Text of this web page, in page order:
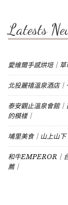
Latests
愛維爾手感烘培｜
北投麗禧溫泉酒店
泰安觀止溫泉會館
的模樣｜
埔里美食｜山上山
和牛EMPEROR｜
薦｜